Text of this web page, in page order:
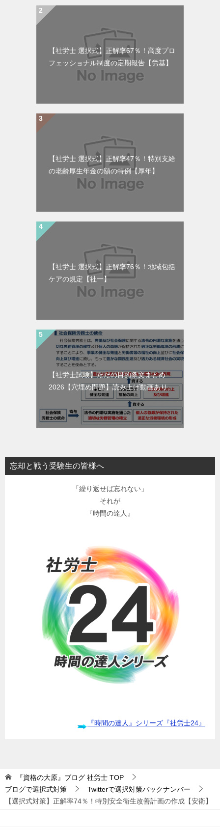
【社労士 選択式】正解率67％！高度プロ
フェッショナル制度の定期報告【労基】
【社労士 選択式】正解率47％！特別支給
の老齢厚生年金の額の特例【厚年】
【社労士 選択式】正解率76％！地域包括
ケアの規定【社一】
【社労士試験】ただの目的条文まとめ
2026【穴埋め問題】読み上げ動画あり。
忘却と戦う受験生の皆様へ
「繰り返せば忘れない」
それが
『時間の達人』
『時間の達人』シリーズ『社労士24』
『資格の大原』ブログ 社労士 TOP
ブログで選択式対策
Twitterで選択対策バックナンバー
【選択式対策】正解率74％！特別安全衛生改善計画の作成【安衛】